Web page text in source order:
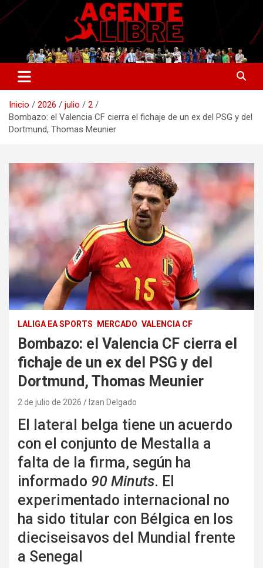
Saltar
al
Agente Libre Digital
La nueva generación del periodismo deportivo.
Inicio 2026 julio
2
Bombazo: el Valencia CF cierra el fichaje de un ex del PSG y del
Dortmund, Thomas Meunier
LALIGA EA SPORTS MERCADO VALENCIA CF
Bombazo: el Valencia CF cierra el
fichaje de un ex del PSG y del
Dortmund, Thomas Meunier
2 de julio de 2026 Izan Delgado
El lateral belga tiene un acuerdo
con el conjunto de Mestalla a
falta de la firma, según ha
informado 90 Minuts. El
experimentado internacional no
ha sido titular con Bélgica en los
dieciseisavos del Mundial frente
a Senegal